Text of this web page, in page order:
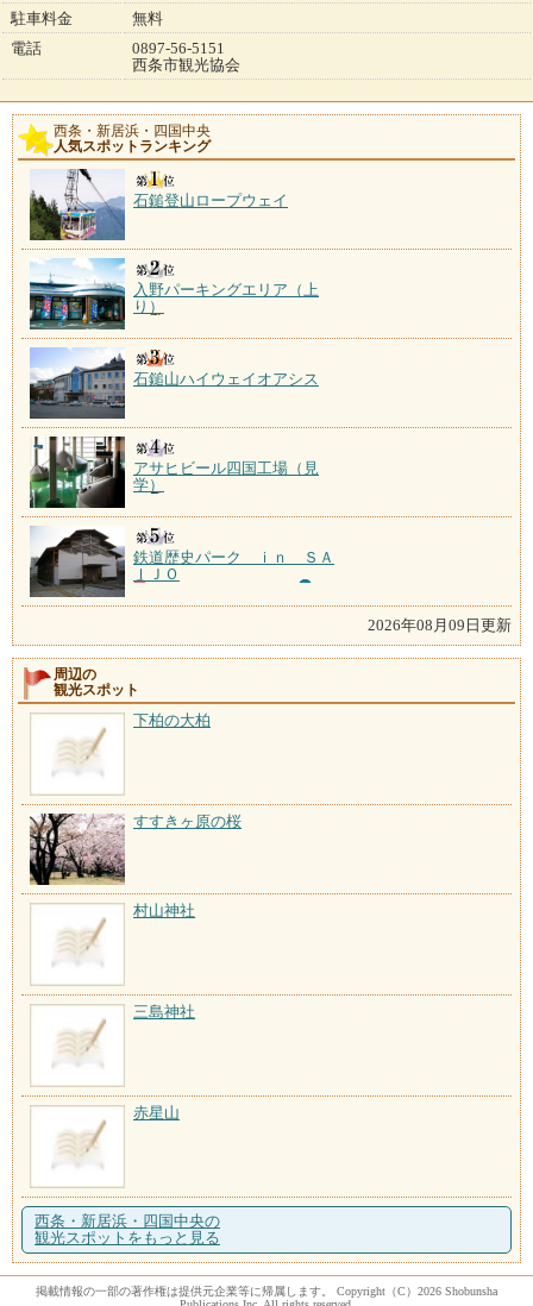
駐車料金
無料
電話
0897-56-5151
西条市観光協会
西条・新居浜・四国中央
人気スポットランキング
石鎚登山ロープウェイ
入野パーキングエリア（上
り）
石鎚山ハイウェイオアシス
アサヒビール四国工場（見
学）
鉄道歴史パーク ｉｎ ＳＡ
ＩＪＯ
2026年08月09日更新
周辺の
観光スポット
下柏の大柏
すすきヶ原の桜
村山神社
三島神社
赤星山
西条・新居浜・四国中央の
観光スポットをもっと見る
掲載情報の一部の著作権は提供元企業等に帰属します。 Copyright（C）2026 Shobunsha